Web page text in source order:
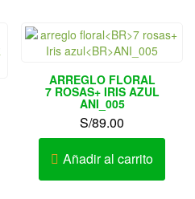
ARREGLO FLORAL
7 ROSAS+ IRIS AZUL
ANI_005
S/89.00
Añadir al carrito